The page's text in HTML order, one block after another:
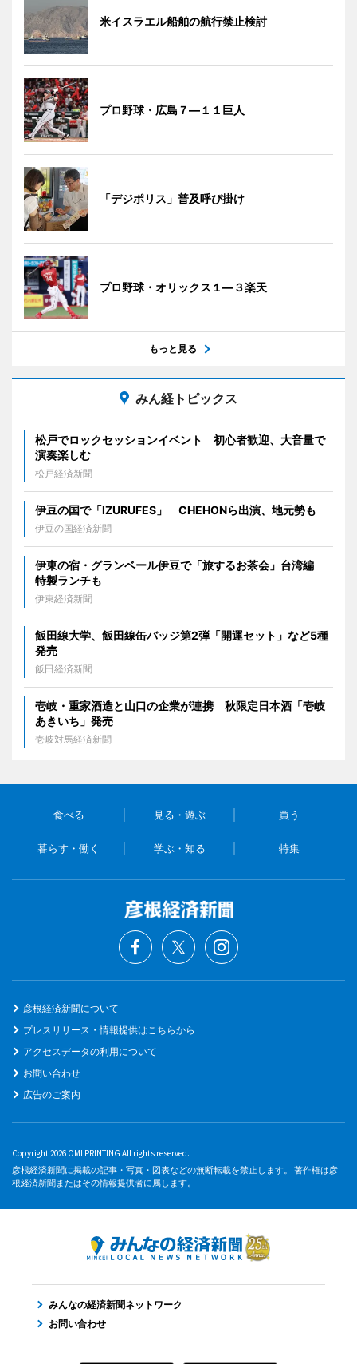
米イスラエル船舶の航行禁止検討
プロ野球・広島７―１１巨人
「デジポリス」普及呼び掛け
プロ野球・オリックス１―３楽天
もっと見る
みん経トピックス
松戸でロックセッションイベント 初心者歓迎、大音量で
演奏楽しむ
松戸経済新聞
伊豆の国で「IZURUFES」 CHEHONら出演、地元勢も
伊豆の国経済新聞
伊東の宿・グランベール伊豆で「旅するお茶会」台湾編
特製ランチも
伊東経済新聞
飯田線大学、飯田線缶バッジ第2弾「開運セット」など5種
発売
飯田経済新聞
壱岐・重家酒造と山口の企業が連携 秋限定日本酒「壱岐
あきいち」発売
壱岐対馬経済新聞
食べる 見る・遊ぶ 買う
暮らす・働く 学ぶ・知る 特集
彦根経済新聞について
プレスリリース・情報提供はこちらから
アクセスデータの利用について
お問い合わせ
広告のご案内
Copyright 2026 OMI PRINTING All rights reserved.
彦根経済新聞に掲載の記事・写真・図表などの無断転載を禁止します。 著作権は彦
根経済新聞またはその情報提供者に属します。
みんなの経済新聞ネットワーク
お問い合わせ